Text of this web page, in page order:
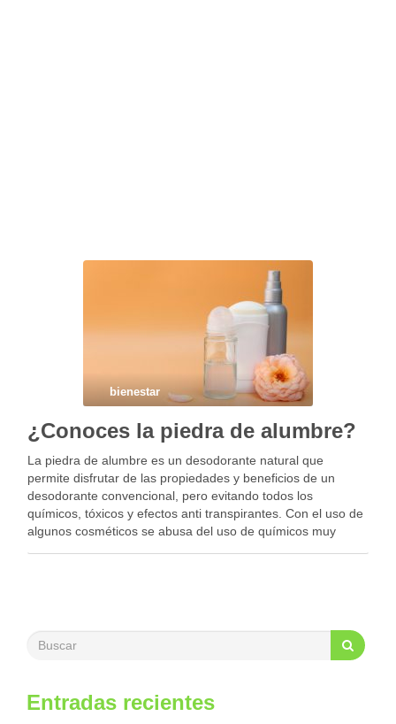
bienestar
¿Conoces la piedra de alumbre?
La piedra de alumbre es un desodorante natural que
permite disfrutar de las propiedades y beneficios de un
desodorante convencional, pero evitando todos los
químicos, tóxicos y efectos anti transpirantes. Con el uso de
algunos cosméticos se abusa del uso de químicos muy
Entradas recientes